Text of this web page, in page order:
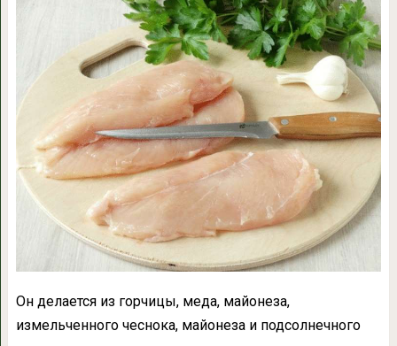
Он делается из горчицы, меда, майонеза,
измельченного чеснока, майонеза и подсолнечного